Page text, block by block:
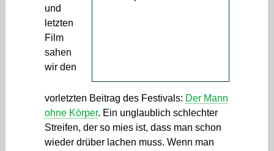
und
letzten
Film
sahen
wir den
vorletzten Beitrag des Festivals: Der Mann
ohne Körper. Ein unglaublich schlechter
Streifen, der so mies ist, dass man schon
wieder drüber lachen muss. Wenn man